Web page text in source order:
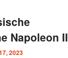
Napoleon
2023